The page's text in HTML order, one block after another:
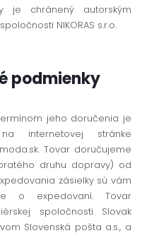
je chránený autorským
NIKORAS s.r.o.
podmienky
jeho doručenia je
internetovej stránke
Tovar doručujeme
druhu dopravy) od
zásielky sú vám
o expedovaní. Tovar
spoločnosti Slovak
Slovenská pošta a.s., a